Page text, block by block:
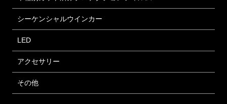
シーケンシャルウインカー
LED
アクセサリー
その他